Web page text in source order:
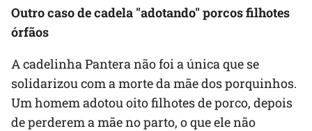
Outro caso de cadela "adotando" porcos filhotes
órfãos
A cadelinha Pantera não foi a única que se
solidarizou com a morte da mãe dos porquinhos.
Um homem adotou oito filhotes de porco, depois
de perderem a mãe no parto, o que ele não